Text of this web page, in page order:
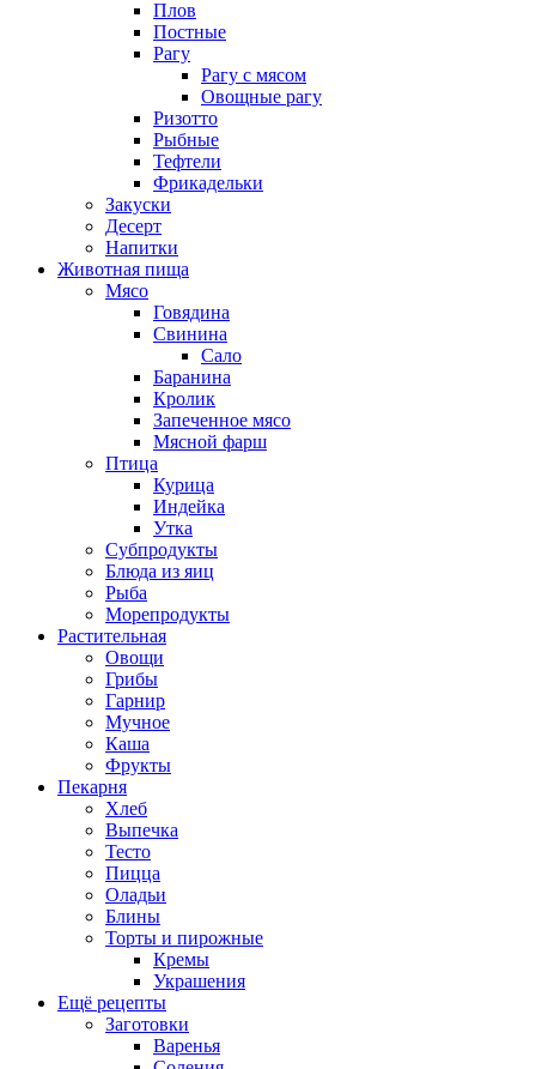
Плов
Постные
Рагу
Рагу с мясом
Овощные рагу
Ризотто
Рыбные
Тефтели
Фрикадельки
Закуски
Десерт
Напитки
Животная пища
Мясо
Говядина
Свинина
Сало
Баранина
Кролик
Запеченное мясо
Мясной фарш
Птица
Курица
Индейка
Утка
Субпродукты
Блюда из яиц
Рыба
Морепродукты
Растительная
Овощи
Грибы
Гарнир
Мучное
Каша
Фрукты
Пекарня
Хлеб
Выпечка
Тесто
Пицца
Оладьи
Блины
Торты и пирожные
Кремы
Украшения
Ещё рецепты
Заготовки
Варенья